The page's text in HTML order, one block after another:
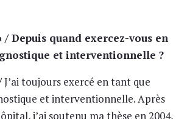
Depuis quand exercez-vous en
et interventionnelle ?
J’ai toujours exercé en tant que
et interventionnelle. Après
j’ai soutenu ma thèse en 2004,